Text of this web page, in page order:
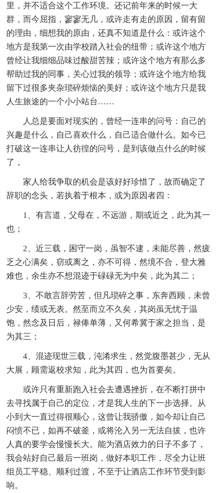
里，并不适合这个工作环境。还记前年来的时候一大
群，而今屈指，寥寥无几，或许走有走的原因，留有留
的理由，细想我的原由，还真不知道是什么：或许这个
地方是我第一次由学校踏入社会的纽带；或许这个地方
曾经让我细细品味过酸甜苦辣；或许这个地方有那么多
帮助过我的同事，关心过我的领导；或许这个地方给我
留下过很多夹杂琐碎烦恼的美好；或许这个地方只是我
人生旅途的一个小小站台……
人总是要面对现实的，曾经一连串的问号：自己的
兴趣是什么，自己喜欢什么，自己适合做什么。如今已
打破这一连串让人彷徨的问号，是到该做点什么的时候
了，
家人给我争取的机会是该好好珍惜了，故而确定了
辞职的念头，若执着于根本，或为原因者四：
1、有言道，父母在，不远游，期或近之，此为其一
也；
2、近三载，困守一岗，虽智不逮，未能尽善，然疲
乏之心满矣，窃或离之，亦不可得，然境不合，登大雅
难也，余生亦不想混迹于碌碌无为中矣，此为其二；
3、不敢言辞劳苦，但凡琐碎之事，东奔西顾，未曾
少安，绩或无表。然至而立不久矣，其岗虽无忧于温
饱，然念及日后，禄俸单薄，又何希冀于家之担当，是
为其三；
4、混迹现世三载，沌淆求生，然觉腹墨甚少，无从
大展，顾需返校求知，此为其四，也为首要矣。
或许只有重新跑入社会去遭遇挫折，在不断打拼中
去寻找属于自己的定位，才是我人生的下一步选择。从
小到大一直过得很顺心，这曾让我骄傲，如今却让自己
闷愤不已，如再不破釜，或将沦入另一无法自拔，也许
人真的要学会慢慢长大。能为酒店效力的日子不多了，
我会站好自己最后一班岗，做好本职工作，尽全力让班
组员工平稳、顺利过渡，不至于让酒店工作环节受到影
响。